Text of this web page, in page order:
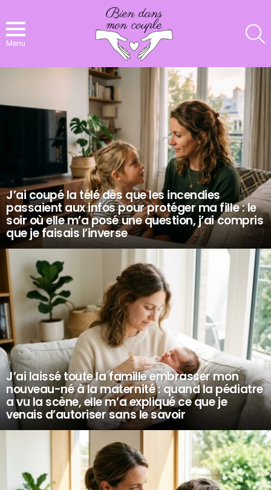
Menu
J’ai coupé la télé dès que les incendies
passaient aux infos pour protéger ma fille : le
soir où elle m’a posé une question, j’ai compris
que je faisais l’inverse
J’ai laissé toute la famille embrasser mon
nouveau-né à la maternité : quand la pédiatre
a vu la scène, elle m’a expliqué ce que je
venais d’autoriser sans le savoir